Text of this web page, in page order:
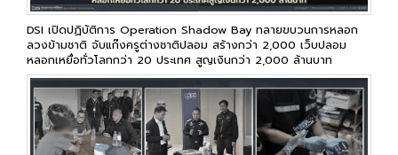
DSI เปิดปฏิบัติการ Operation Shadow Bay ทลายขบวนการหลอก
ลวงข้ามชาติ จับแก๊งครูต่างชาติปลอม สร้างกว่า 2,000 เว็บปลอม
หลอกเหยื่อทั่วโลกกว่า 20 ประเทศ สูญเงินกว่า 2,000 ล้านบาท